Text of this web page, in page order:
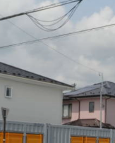
買う
店舗
入居者様専用
解約のお申込み
企業情報